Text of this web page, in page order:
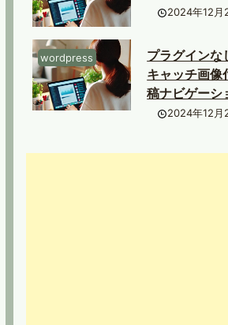
2024年12月
wordpress
プラグインな
キャッチ画像
稿ナビゲーシ
2024年12月